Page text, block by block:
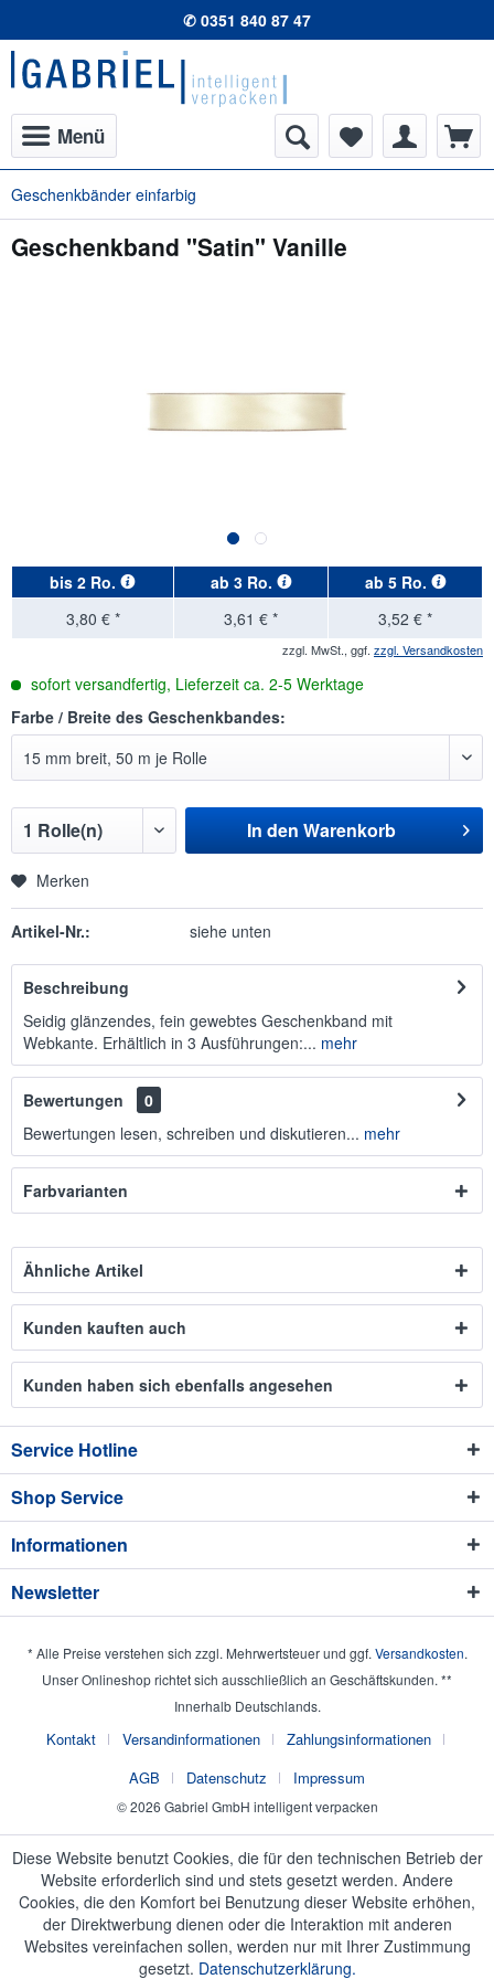
✆ 0351 840 87 47
Menü
Geschenkbänder einfarbig
Geschenkband "Satin" Vanille
bis 2 Ro. ab 3 Ro. ab 5 Ro.
3,80 € *
3,61 € * 3,52 € *
zzgl. MwSt., ggf. zzgl. Versandkosten
sofort versandfertig, Lieferzeit ca. 2-5 Werktage
Farbe / Breite des Geschenkbandes:
In den Warenkorb
Merken
Artikel-Nr.: siehe unten
Beschreibung
Seidig glänzendes, fein gewebtes Geschenkband mit
Webkante. Erhältlich in 3 Ausführungen:... mehr
Bewertungen
0
Bewertungen lesen, schreiben und diskutieren... mehr
Farbvarianten
Ähnliche Artikel
Kunden kauften auch
Kunden haben sich ebenfalls angesehen
Service Hotline
Shop Service
Informationen
Newsletter
* Alle Preise verstehen sich zzgl. Mehrwertsteuer und ggf. Versandkosten.
Unser Onlineshop richtet sich ausschließlich an Geschäftskunden. **
Innerhalb Deutschlands.
Kontakt Versandinformationen
Zahlungsinformationen
AGB
Datenschutz Impressum
© 2026 Gabriel GmbH intelligent verpacken
Diese Website benutzt Cookies, die für den technischen Betrieb der
Website erforderlich sind und stets gesetzt werden. Andere
Cookies, die den Komfort bei Benutzung dieser Website erhöhen,
der Direktwerbung dienen oder die Interaktion mit anderen
Websites vereinfachen sollen, werden nur mit Ihrer Zustimmung
gesetzt. Datenschutzerklärung.